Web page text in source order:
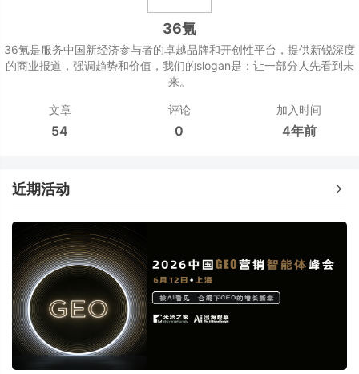
36氪
36氪是服务中国新经济参与者的卓越品牌和开创性平台，提供新锐深度
的商业报道，强调趋势和价值，我们的slogan是：让一部分人先看到未
来。
文章
54
评论
0
加入时间
4年前
近期活动